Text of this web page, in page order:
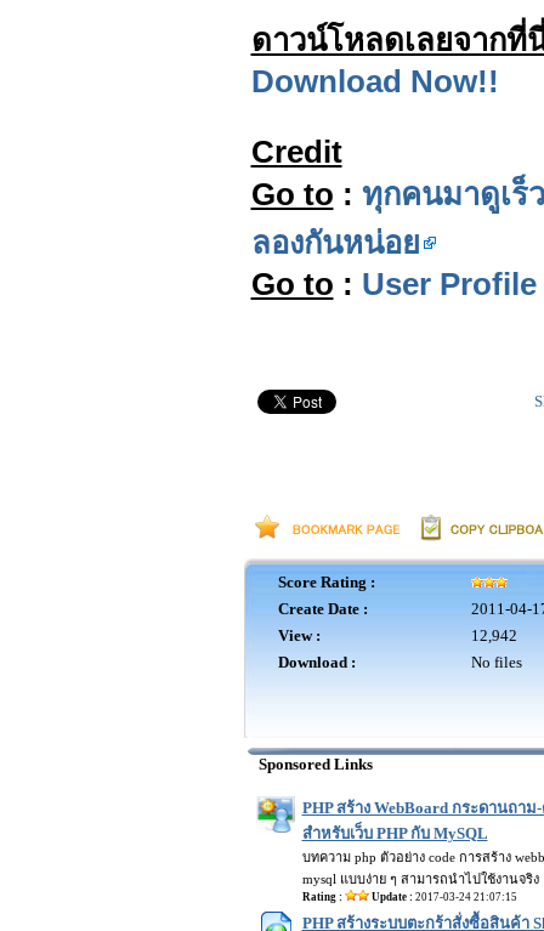
ดาวน์โหลดเลยจากที่
Download Now!!
Credit
Go to : ทุกคนมาดูเร็
ลองกันหน่อย
Go to : User
Score Rating :
Create Date :
2011-04-
View :
12,942
Download :
No files
Sponsored Links
PHP สร้าง WebBoard กระดานถาม
สำหรับเว็บ PHP กับ MySQL
บทความ php ตัวอย่าง code การสร้าง
mysql แบบง่าย ๆ สามารถนำไปใช้งานจริง
Rating : Update : 2017-03-24 21:07:15
PHP สร้างระบบตะกร้าสั่งซื้อสินค้า